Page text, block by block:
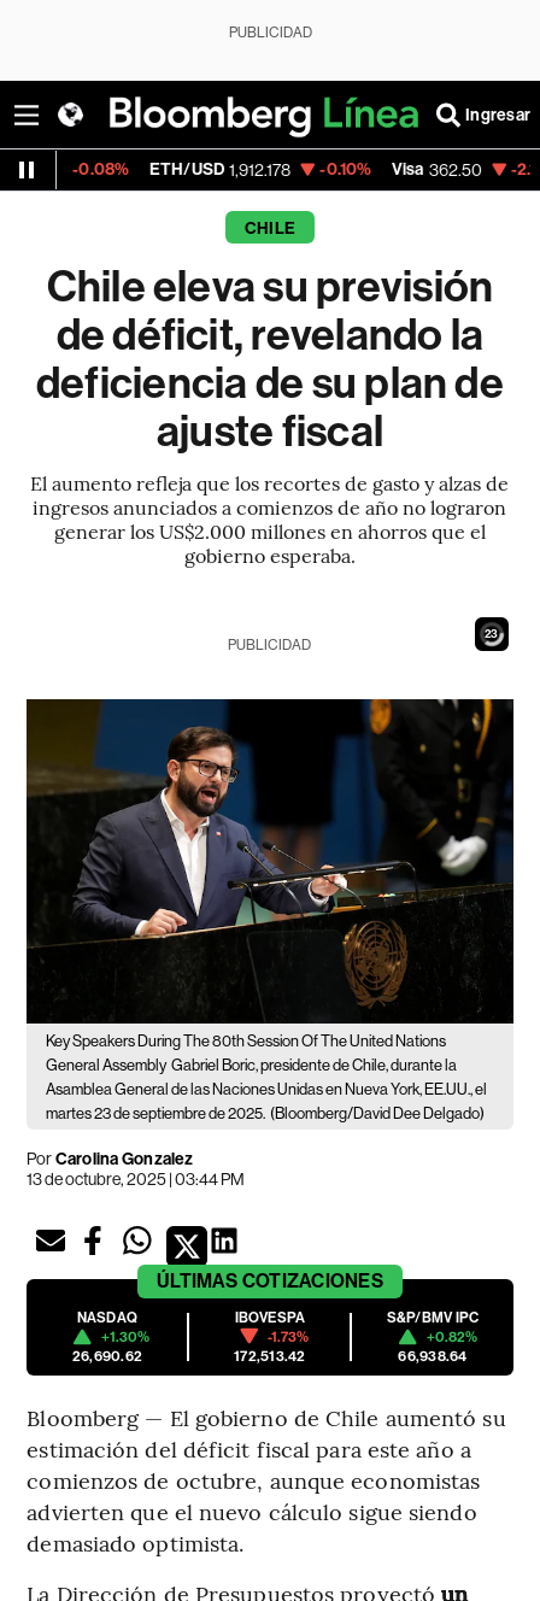
PUBLICIDAD
Ingresar
ETH/USD 1,912.178 -0.10% Visa 362.50 -2.15%
CHILE
Chile eleva su previsión
de déficit, revelando la
deficiencia de su plan de
ajuste fiscal
El aumento refleja que los recortes de gasto y alzas de
ingresos anunciados a comienzos de año no lograron
generar los US$2.000 millones en ahorros que el
gobierno esperaba.
22
PUBLICIDAD
Key Speakers During The 80th Session Of The United Nations
General Assembly Gabriel Boric, presidente de Chile, durante la
Asamblea General de las Naciones Unidas en Nueva York, EE.UU., el
martes 23 de septiembre de 2025. (Bloomberg/David Dee Delgado)
PorCarolina Gonzalez
13 de octubre, 2025 | 03:44 PM
ÚLTIMAS COTIZACIONES
NASDAQ
+1.30%
26,690.62
IBOVESPA
-1.73%
172,513.42
S&P/BMV IPC
+0.82%
66,938.64
Bloomberg — El gobierno de Chile aumentó su
estimación del déficit fiscal para este año a
comienzos de octubre, aunque economistas
advierten que el nuevo cálculo sigue siendo
demasiado optimista.
La Dirección de Presupuestos proyectóun